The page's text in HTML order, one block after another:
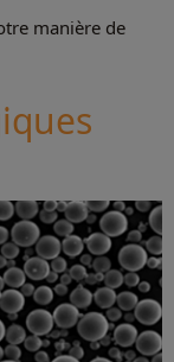
manière de